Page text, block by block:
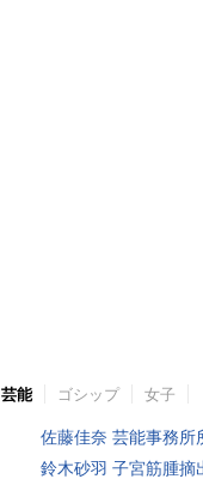
芸能 ゴシップ 女子
佐藤佳奈 芸能事務所
鈴木砂羽 子宮筋腫摘